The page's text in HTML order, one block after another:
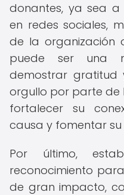
donantes, ya sea a
en redes sociales,
de la organización
puede ser una
demostrar gratitud
orgullo por parte de
fortalecer su
causa y fomentar
Por último,
reconocimiento
de gran impacto,